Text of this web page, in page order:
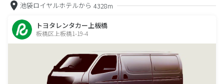
池袋ロイヤルホテルから 4328m
トヨタレンタカー上板橋
板橋区上板橋1-19-4